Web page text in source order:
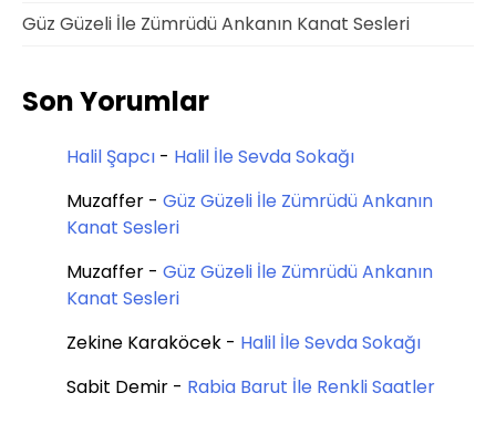
Güz Güzeli İle Zümrüdü Ankanın Kanat Sesleri
Son Yorumlar
Halil Şapcı - Halil İle Sevda Sokağı
Muzaffer - Güz Güzeli İle Zümrüdü Ankanın
Kanat Sesleri
Muzaffer - Güz Güzeli İle Zümrüdü Ankanın
Kanat Sesleri
Zekine Karaköcek - Halil İle Sevda Sokağı
Sabit Demir - Rabia Barut İle Renkli Saatler